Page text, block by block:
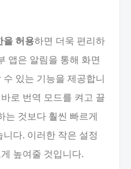
을 허용하면 더욱 편리하
앱은 알림을 통해 화면
있는 기능을 제공합니
로 번역 모드를 켜고 끌
는 것보다 훨씬 빠르게
다. 이러한 작은 설정
높여줄 것입니다.